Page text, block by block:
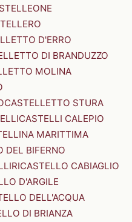
D'ERRO
DI BRANDUZZO
MOLINA
CASTELLETTO STURA
CASTELLI CALEPIO
MARITTIMA
DEL BIFERNO
CASTELLO CABIAGLIO
D'ARGILE
DELL'ACQUA
DI BRIANZA